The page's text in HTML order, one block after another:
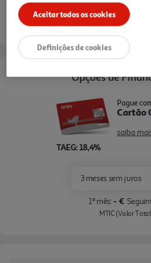
Entrega estimada entre13/08/
Opções de
TAEG: 18,4%
Pague
Cartão
saiba
3 meses sem juros
1º mês:- €
MTIC (Valor
Aceitar todos os cookies
Definições de cookies